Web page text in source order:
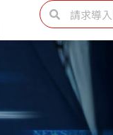
SearchSearch